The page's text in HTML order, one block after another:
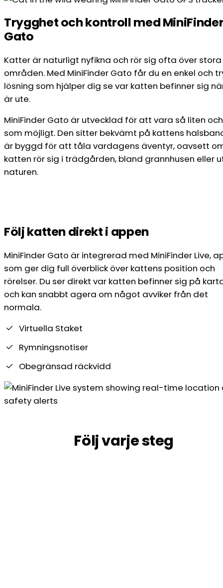
Trygghet och kontroll med
Gato
Katter är naturligt nyfikna och rör sig ofta över stora
områden. Med MiniFinder Gato får du en enkel och
lösning som hjälper dig se var katten befinner sig
är ute.
MiniFinder Gato är utvecklad för att vara så liten
som möjligt. Den sitter bekvämt på kattens
är byggd för att tåla vardagens äventyr, oavsett
katten rör sig i trädgården, bland grannhusen eller
naturen.
Följ katten direkt i appen
MiniFinder Gato är integrerad med MiniFinder Live,
som ger dig full överblick över kattens position och
rörelser. Du ser direkt var katten befinner sig på
och kan snabbt agera om något avviker från det
normala.
Virtuella Staket
Rymningsnotiser
Obegränsad räckvidd
Följ varje steg